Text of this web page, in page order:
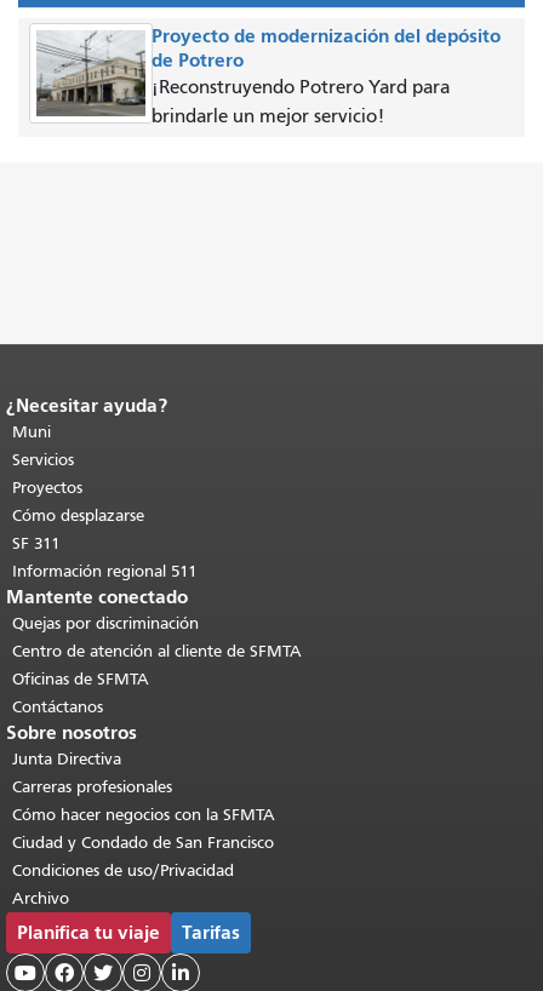
Proyecto de modernización del depósito
de Potrero
¡Reconstruyendo Potrero Yard para
brindarle un mejor servicio!
Fin del contenido de la página.
de esta página se repite en todas las
páginas.Volver al principio del
contenido principal
¿Necesitar ayuda?
Muni
Servicios
Proyectos
Cómo desplazarse
SF 311
Información regional 511
Mantente conectado
Quejas por discriminación
Centro de atención al cliente de SFMTA
Oficinas de SFMTA
Contáctanos
Sobre nosotros
Junta Directiva
Carreras profesionales
Cómo hacer negocios con la SFMTA
Ciudad y Condado de San Francisco
Condiciones de uso/Privacidad
Archivo
Planifica tu viaje Tarifas
    